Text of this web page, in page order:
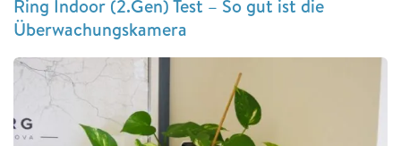
Ring Indoor (2.Gen) Test – So gut ist die
Überwachungskamera